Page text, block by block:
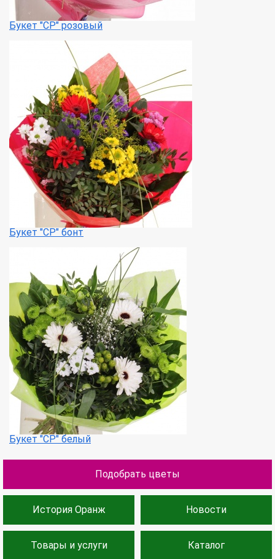
Букет "СР" розовый
Букет "СР" бонт
Букет "СР" белый
Подобрать цветы
История Оранж Новости
Товары и услуги Каталог